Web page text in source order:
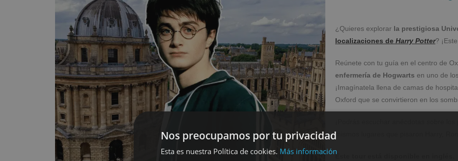
¿Quieres explorar la prestigiosa
localizaciones de Harry Potter?
Reúnete con tu guía en el centro de
enfermería de Hogwarts en uno de
¡Imagínatela llena de camas de
Oxford que se convirtieron en los
¡Podrás escuchar anécdotas sobre
mismos lugares que pisaron Harry, Ron
Este tour está disponible en inglés.
Nos preocupamos por tu privacidad
Esta es nuestra Política de cookies. Más información